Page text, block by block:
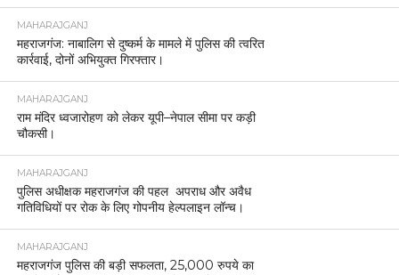
MAHARAJGANJ
महराजगंज: नाबालिग से दुष्कर्म के मामले में पुलिस की त्वरित
कार्रवाई, दोनों अभियुक्त गिरफ्तार।
MAHARAJGANJ
राम मंदिर ध्वजारोहण को लेकर यूपी–नेपाल सीमा पर कड़ी
चौकसी।
MAHARAJGANJ
पुलिस अधीक्षक महराजगंज की पहल अपराध और अवैध
गतिविधियों पर रोक के लिए गोपनीय हेल्पलाइन लॉन्च।
MAHARAJGANJ
महराजगंज पुलिस की बड़ी सफलता, 25,000 रुपये का